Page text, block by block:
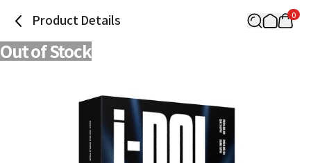
Product Details 0
Out of Stock